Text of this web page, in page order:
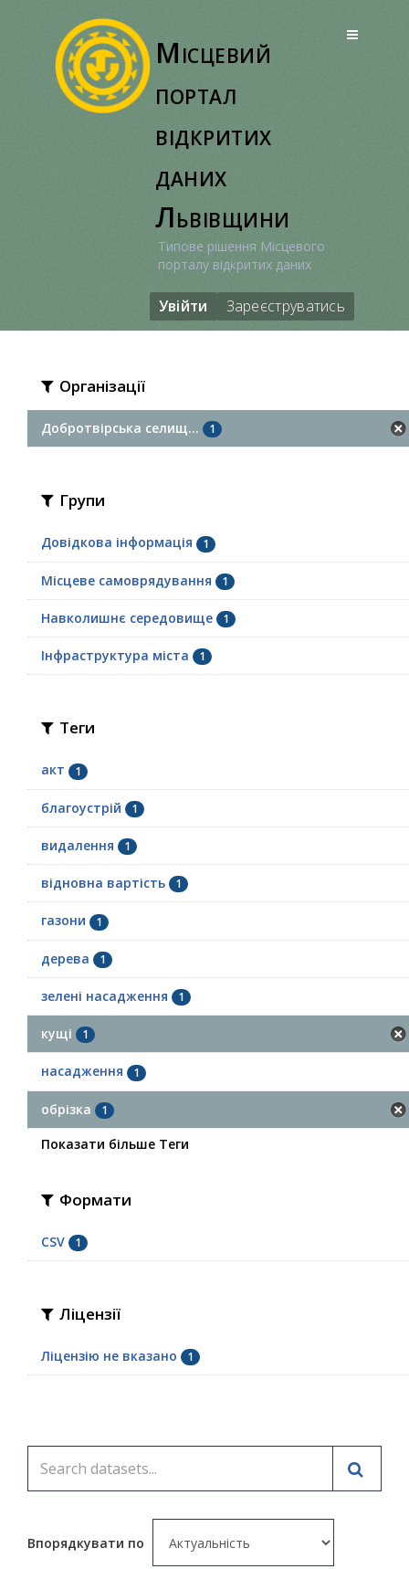
Місцевий
портал
відкритих
даних
Львівщини
Типове рішення Місцевого
порталу відкритих даних
Увійти Зареєструватись
Організації
Добротвірська селищ... 1
Групи
Довідкова інформація 1
Місцеве самоврядування 1
Навколишнє середовище 1
Інфраструктура міста 1
Теги
акт 1
благоустрій 1
видалення 1
відновна вартість 1
газони 1
дерева 1
зелені насадження 1
кущі 1
насадження 1
обрізка 1
Показати більше Теги
Формати
CSV 1
Ліцензії
Ліцензію не вказано 1
Впорядкувати по